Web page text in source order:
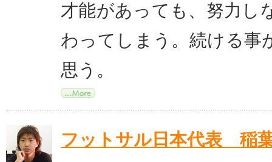
才能があっても、努力し
わってしまう。続ける事
思う。
フットサル日本代表 稲